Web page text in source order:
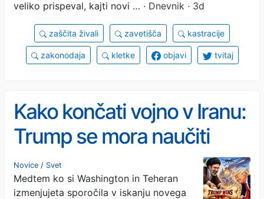
veliko prispeval, kajti novi … · Dnevnik · 3d
zaščita živali zavetišča kastracije
zakonodaja kletke objavi tvitaj
Kako končati vojno v Iranu:
Trump se mora naučiti
diplomatske veščine
dobrega poraženca
Novice / Svet
Medtem ko si Washington in Teheran
izmenjujeta sporočila v iskanju novega